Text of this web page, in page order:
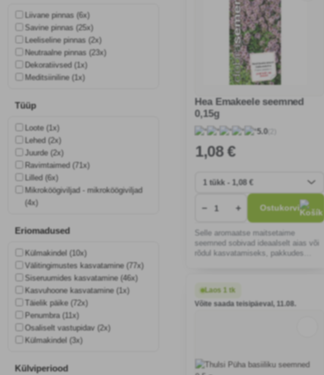
Liivane pinnas (6x)
Savine pinnas (25x)
Leeliseline pinnas (2x)
Neutraalne pinnas (23x)
Dekoratiivsed (1x)
Meditsiiniline (1x)
Tüüp
Loote (1x)
Lehed (2x)
Juurde (2x)
Ravimtaimed (71x)
Lilled (6x)
Mikroköögiviljad - mikroköögiviljad
(4x)
Eriomadused
Külmakindel (10x)
Välitingimustes kasvatamine (77x)
Siseruumides kasvatamine (46x)
Kasvuhoone kasvatamine (1x)
Täielik päike (72x)
Penumbra (11x)
Osaliselt vastupidav (2x)
Külmakindel (3x)
Külviperiood
Hea Emakeele seemned
0,15g
5.0(2)
1,08 €
− + Ostukorvi
Selle aromaatse maitsetaime
seemned sobivad ideaalselt aias või
rõdul kasvatamiseks, pakkudes
Laos 1 tk
Võite saada teisipäeval, 11.08.